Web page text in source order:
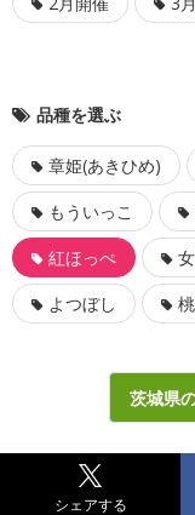
品種を選ぶ
章姫(あきひめ)
もういっこ
紅ほっぺ
よつぼし
茨城県
シェアする